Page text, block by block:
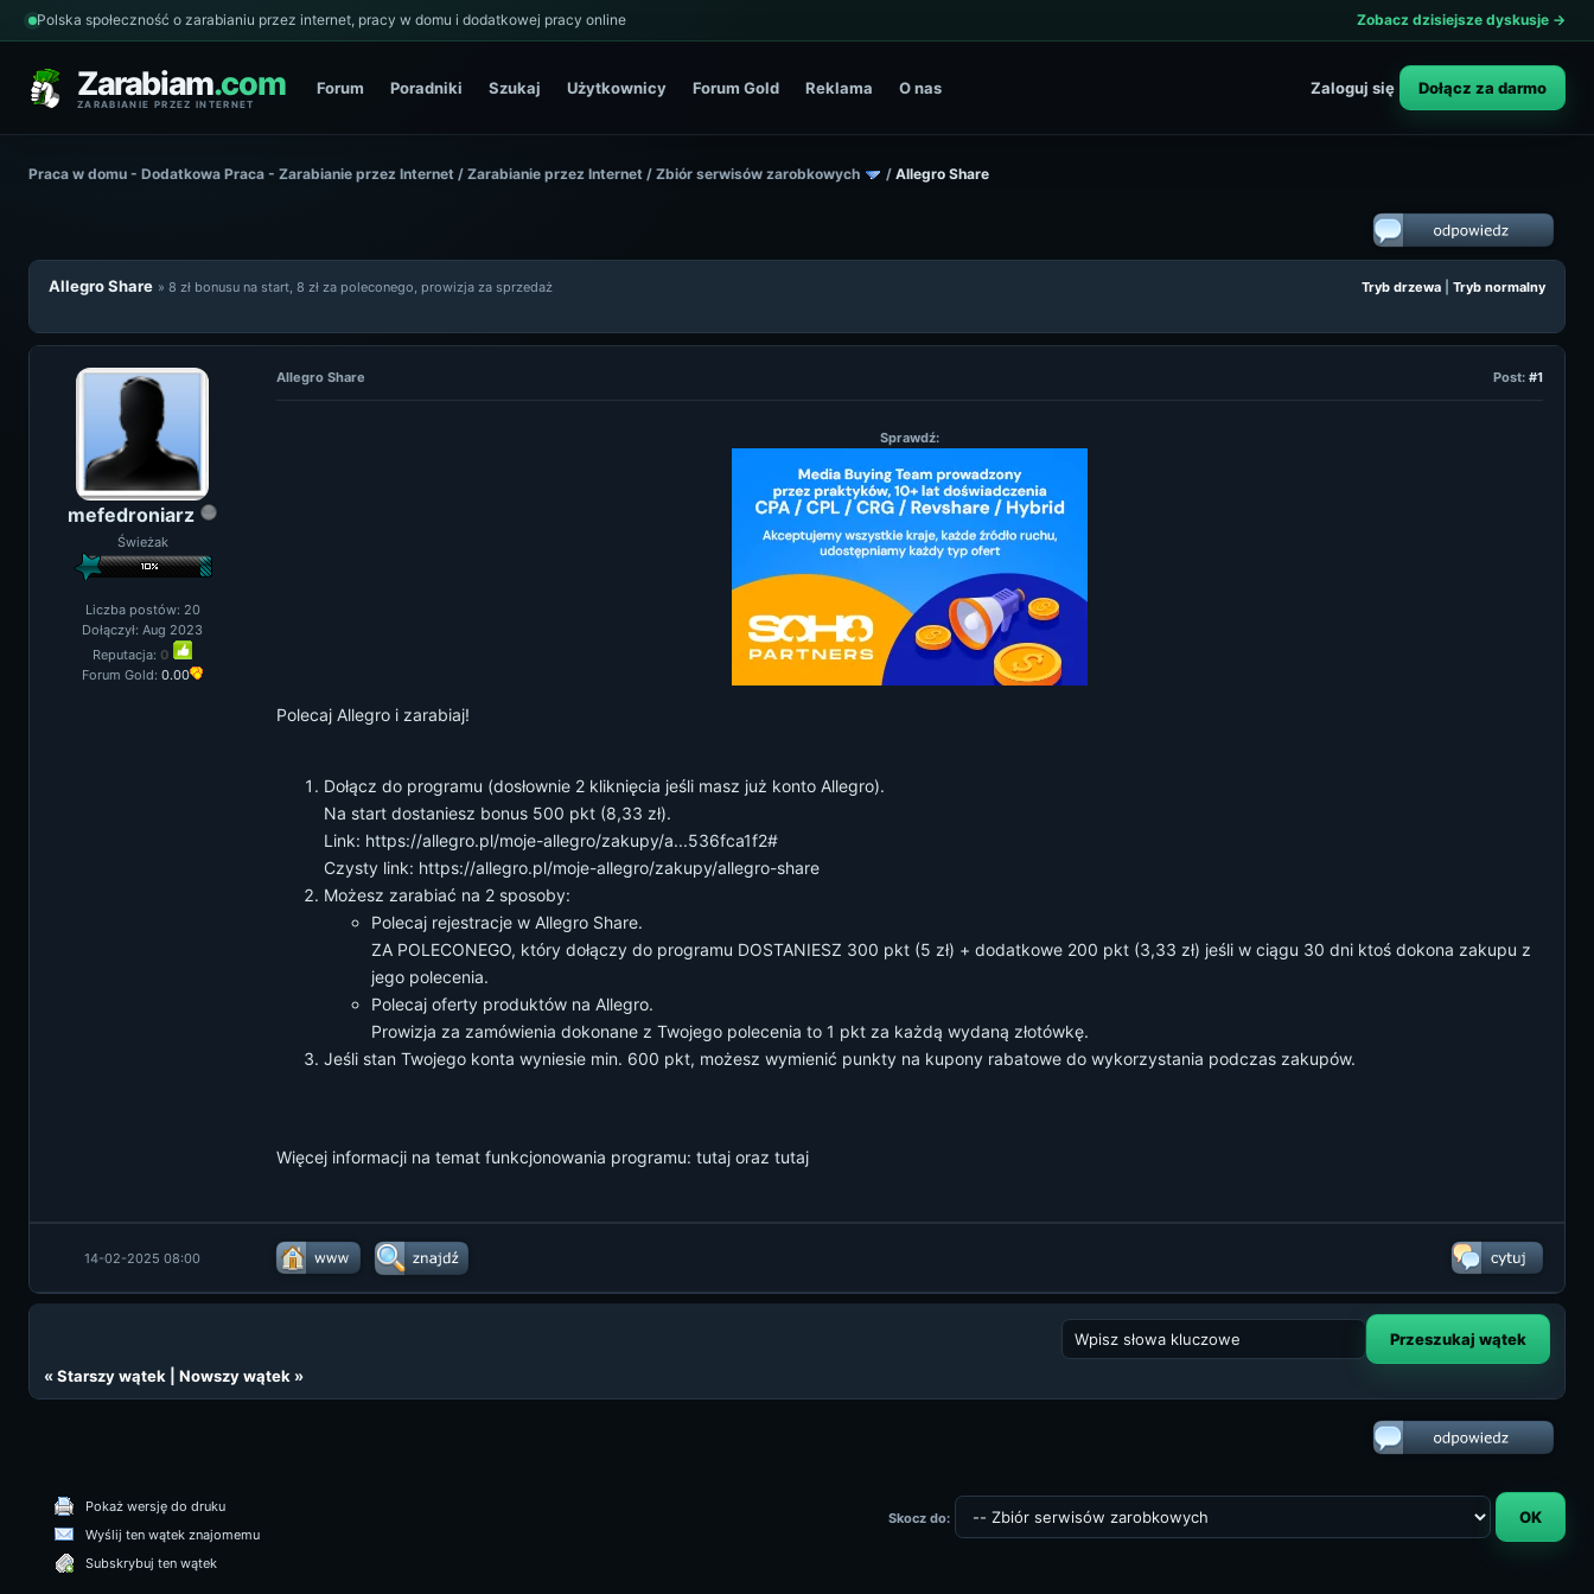
Polska społeczność o zarabianiu przez internet, pracy w domu i dodatkowej pracy online Zobacz dzisiejsze dyskusje →
Zarabiam.com
ZARABIANIE PRZEZ INTERNET
Forum Poradniki Szukaj Użytkownicy Forum Gold Reklama O nas Zaloguj się Dołącz za darmo
Praca w domu - Dodatkowa Praca - Zarabianie przez Internet / Zarabianie przez Internet / Zbiór serwisów zarobkowych / Allegro Share
Tryb drzewa Tryb normalny
Allegro Share » 8 zł bonusu na start, 8 zł za poleconego, prowizja za sprzedaż
mefedroniarz
Świeżak
Liczba postów: 20
Dołączył: Aug 2023
Reputacja: 0
Forum Gold: 0.00
Post: #1
Allegro Share
Sprawdź:
Polecaj Allegro i zarabiaj!
Dołącz do programu (dosłownie 2 kliknięcia jeśli masz już konto Allegro).
Na start dostaniesz bonus 500 pkt (8,33 zł).
Link: https://allegro.pl/moje-allegro/zakupy/a...536fca1f2#
Czysty link: https://allegro.pl/moje-allegro/zakupy/allegro-share
Możesz zarabiać na 2 sposoby:
Polecaj rejestracje w Allegro Share.
ZA POLECONEGO, który dołączy do programu DOSTANIESZ 300 pkt (5 zł) + dodatkowe 200 pkt (3,33 zł) jeśli w ciągu 30 dni ktoś dokona zakupu z
jego polecenia.
Polecaj oferty produktów na Allegro.
Prowizja za zamówienia dokonane z Twojego polecenia to 1 pkt za każdą wydaną złotówkę.
Jeśli stan Twojego konta wyniesie min. 600 pkt, możesz wymienić punkty na kupony rabatowe do wykorzystania podczas zakupów.
Więcej informacji na temat funkcjonowania programu: tutaj oraz tutaj
14-02-2025 08:00
«Starszy wątek Nowszy wątek »
Pokaż wersję do druku
Wyślij ten wątek znajomemu
Subskrybuj ten wątek
Skocz do: